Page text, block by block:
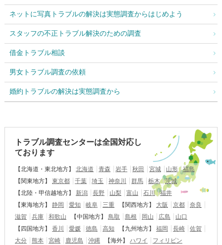
ネットに写真トラブルの解決は実態調査からはじめよう
スタッフの不正トラブル解決のための調査
借金トラブル相談
男女トラブル調査の依頼
婚約トラブルの解決は実態調査から
トラブル調査センターは全国対応し
ております
【北海道・東北地方】 北海道 青森 岩手 秋田 宮城 山形
福島
【関東地方】
東京都 千葉 埼玉 神奈川 群馬 栃木
茨城
【北陸・甲信越地方】
新潟 長野 山梨 富山 石川
福井
【東海地方】
静岡 愛知 岐阜 三重 【関西地方】 大阪 京都
奈良
滋賀
兵庫 和歌山 【中国地方】 鳥取 島根 岡山 広島
山口
【四国地方】
香川 愛媛 徳島 高知 【九州地方】 福岡 長崎
佐賀
大分
熊本 宮崎 鹿児島 沖縄 【海外】 ハワイ
フィリピン